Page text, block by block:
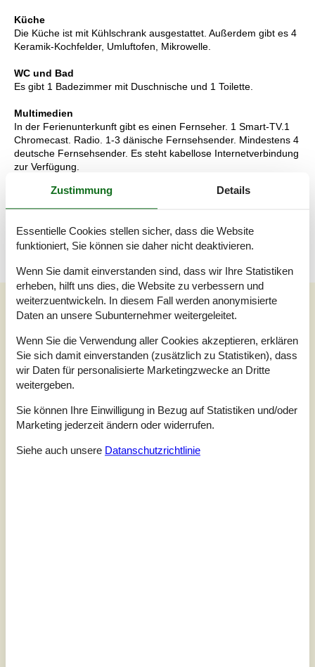
Küche
Die Küche ist mit Kühlschrank ausgestattet. Außerdem gibt es 4
Keramik-Kochfelder, Umluftofen, Mikrowelle.
WC und Bad
Es gibt 1 Badezimmer mit Duschnische und 1 Toilette.
Multimedien
In der Ferienunterkunft gibt es einen Fernseher. 1 Smart-TV.1
Chromecast. Radio. 1-3 dänische Fernsehsender. Mindestens 4
deutsche Fernsehsender. Es steht kabellose Internetverbindung
zur Verfügung.
Wissenswertes
Keine Vermietung an Jugendgruppen, in denen alle 15-25 Jahre
Verbots wird eine Gebühr von mindestens EUR 420,- erhoben.
Unsere Gästebewertungen
Externe Bewertungen
3,5 Bezogen auf2Bewertungen
Letzte Bewertung ist vom 22.09.2024
5
3
Zustimmung Details
Essentielle Cookies stellen sicher, dass die Website
funktioniert, Sie können sie daher nicht deaktivieren.
Wenn Sie damit einverstanden sind, dass wir Ihre Statistiken
erheben, hilft uns dies, die Website zu verbessern und
weiterzuentwickeln. In diesem Fall werden anonymisierte
Daten an unsere Subunternehmer weitergeleitet.
Wenn Sie die Verwendung aller Cookies akzeptieren, erklären
Sie sich damit einverstanden (zusätzlich zu Statistiken), dass
wir Daten für personalisierte Marketingzwecke an Dritte
weitergeben.
Sie können Ihre Einwilligung in Bezug auf Statistiken und/oder
Marketing jederzeit ändern oder widerrufen.
Siehe auch unsere Datanschutzrichtlinie